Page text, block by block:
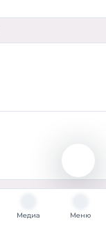
Х 2
Медиа
Меню